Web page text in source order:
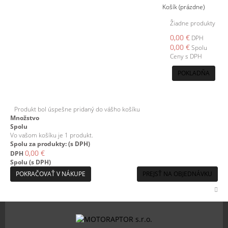
Košík(prázdne)
Žiadne produkty
0,00 € DPH
0,00 €Spolu
Ceny s DPH
POKLADŇA
Produkt bol úspešne pridaný do vášho košíku
Množstvo
Spolu
Vo vašom košíku je 1 produkt.
Spolu za produkty: (s DPH)
DPH 0,00 €
Spolu (s DPH)
POKRAČOVAŤ V NÁKUPE
PREJSŤ NA OBJEDNÁVKU